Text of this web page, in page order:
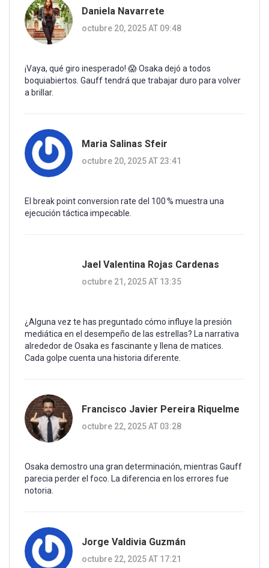
Daniela Navarrete
octubre 20, 2025 AT 09:48
¡Vaya, qué giro inesperado! 😱 Osaka dejó a todos
boquiabiertos. Gauff tendrá que trabajar duro para volver
a brillar.
Maria Salinas Sfeir
octubre 20, 2025 AT 23:41
El break point conversion rate del 100 % muestra una
ejecución táctica impecable.
Jael Valentina Rojas Cardenas
octubre 21, 2025 AT 13:35
¿Alguna vez te has preguntado cómo influye la presión
mediática en el desempeño de las estrellas? La narrativa
alrededor de Osaka es fascinante y llena de matices.
Cada golpe cuenta una historia diferente.
Francisco Javier Pereira Riquelme
octubre 22, 2025 AT 03:28
Osaka demostro una gran determinación, mientras Gauff
parecia perder el foco. La diferencia en los errores fue
notoria.
Jorge Valdivia Guzmán
octubre 22, 2025 AT 17:21